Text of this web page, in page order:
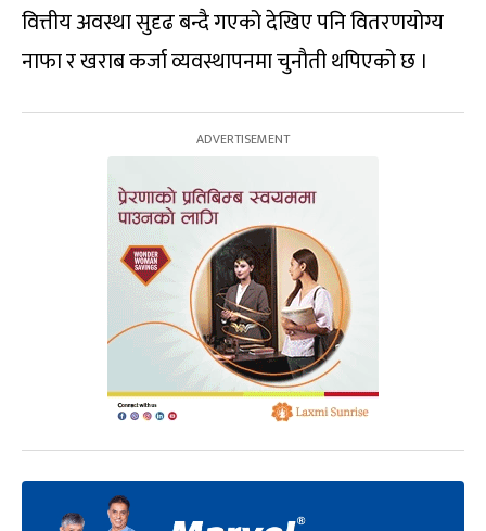
वित्तीय अवस्था सुदृढ बन्दै गएको देखिए पनि वितरणयोग्य
नाफा र खराब कर्जा व्यवस्थापनमा चुनाैती थपिएको छ ।